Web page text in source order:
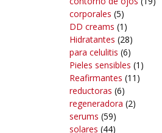
corporales (5)
DD creams (1)
Hidratantes (28)
para celulitis (6)
Pieles sensibles (1)
Reafirmantes (11)
reductoras (6)
regeneradora (2)
serums (59)
solares (44)